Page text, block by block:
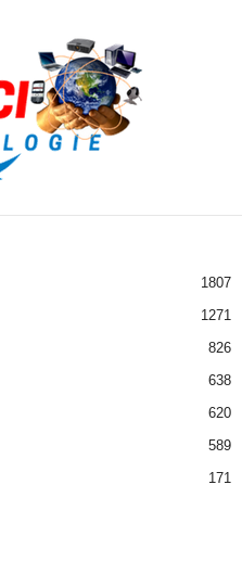
1807
1271
826
638
620
589
171